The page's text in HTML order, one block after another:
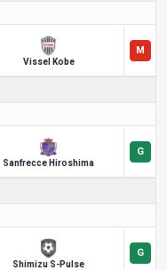
Vissel Kobe
Sanfrecce Hiroshima
Shimizu S-Pulse